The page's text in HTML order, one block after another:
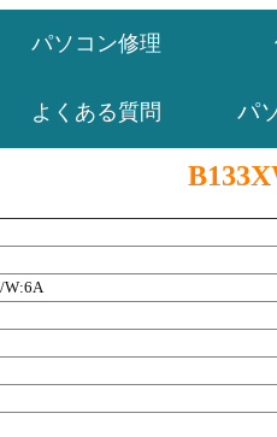
パソコン修理
よくある質問 パ
W:6A